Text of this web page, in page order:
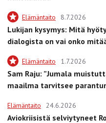
Elämäntaito 8.7.2026
Lukijan kysymys: Mitä
dialogista on vai onko
Elämäntaito 1.7.2026
Sam Raju: ”Jumala
maailma tarvitsee
Elämäntaito 24.6.2026
Aviokriisistä selviytyneet